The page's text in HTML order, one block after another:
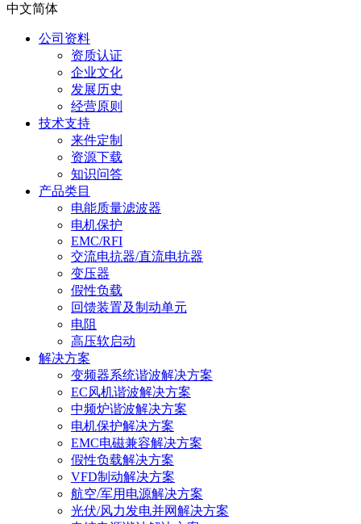
中文简体
公司资料
资质认证
企业文化
发展历史
经营原则
技术支持
来件定制
资源下载
知识问答
产品类目
电能质量滤波器
电机保护
EMC/RFI
交流电抗器/直流电抗器
变压器
假性负载
回馈装置及制动单元
电阻
高压软启动
解决方案
变频器系统谐波解决方案
EC风机谐波解决方案
中频炉谐波解决方案
电机保护解决方案
EMC电磁兼容解决方案
假性负载解决方案
VFD制动解决方案
航空/军用电源解决方案
光伏/风力发电并网解决方案